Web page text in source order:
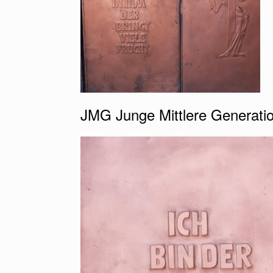
JMG Junge Mittlere